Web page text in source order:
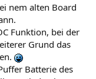
nem alten Board
Funktion, bei der
Grund das
Batterie des